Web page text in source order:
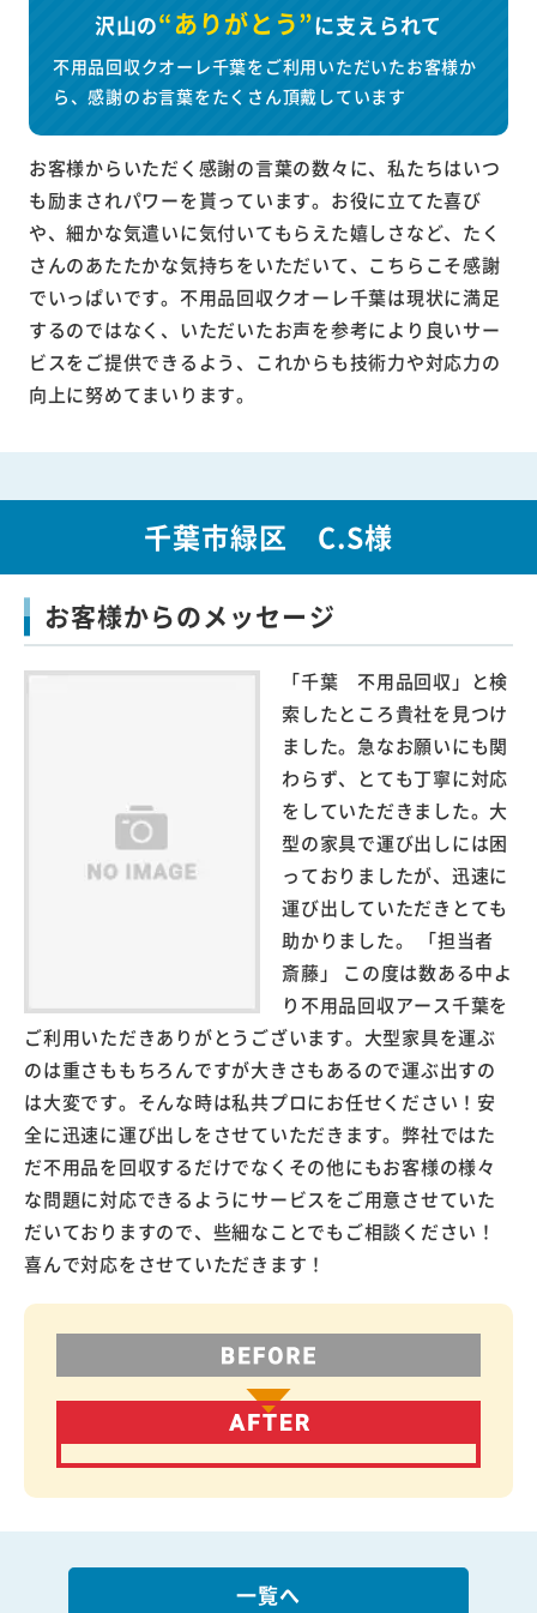
沢山の“ありがとう”に支えられて
不用品回収クオーレ千葉をご利用いただいたお客様か
ら、感謝のお言葉をたくさん頂戴しています
お客様からいただく感謝の言葉の数々に、私たちはいつ
も励まされパワーを貰っています。お役に立てた喜び
や、細かな気遣いに気付いてもらえた嬉しさなど、たく
さんのあたたかな気持ちをいただいて、こちらこそ感謝
でいっぱいです。不用品回収クオーレ千葉は現状に満足
するのではなく、いただいたお声を参考により良いサー
ビスをご提供できるよう、これからも技術力や対応力の
向上に努めてまいります。
千葉市緑区 C.S様
お客様からのメッセージ
「千葉 不用品回収」と検
索したところ貴社を見つけ
ました。急なお願いにも関
わらず、とても丁寧に対応
をしていただきました。大
型の家具で運び出しには困
っておりましたが、迅速に
運び出していただきとても
助かりました。 「担当者
斎藤」 この度は数ある中よ
り不用品回収アース千葉を
ご利用いただきありがとうございます。大型家具を運ぶ
のは重さももちろんですが大きさもあるので運ぶ出すの
は大変です。そんな時は私共プロにお任せください！安
全に迅速に運び出しをさせていただきます。弊社ではた
だ不用品を回収するだけでなくその他にもお客様の様々
な問題に対応できるようにサービスをご用意させていた
だいておりますので、些細なことでもご相談ください！
喜んで対応をさせていただきます！
一覧へ